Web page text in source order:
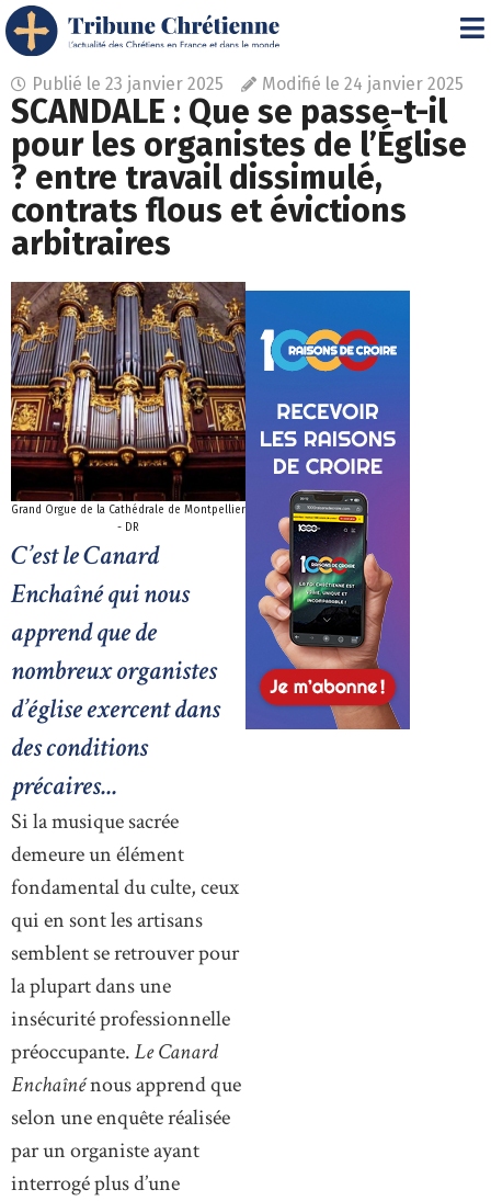
Publié le 23 janvier 2025 Modifié le 24 janvier 2025
SCANDALE : Que se passe-t-il
pour les organistes de l’Église
? entre travail dissimulé,
contrats flous et évictions
arbitraires
Grand Orgue de la Cathédrale de Montpellier
- DR
C’est le Canard
Enchaîné qui nous
apprend que de
nombreux organistes
d’église exercent dans
des conditions
précaires...
Si la musique sacrée
demeure un élément
fondamental du culte, ceux
qui en sont les artisans
semblent se retrouver pour
la plupart dans une
insécurité professionnelle
préoccupante.Le Canard
Enchaînénous apprend que
selon une enquête réalisée
par un organiste ayant
interrogé plus d’une